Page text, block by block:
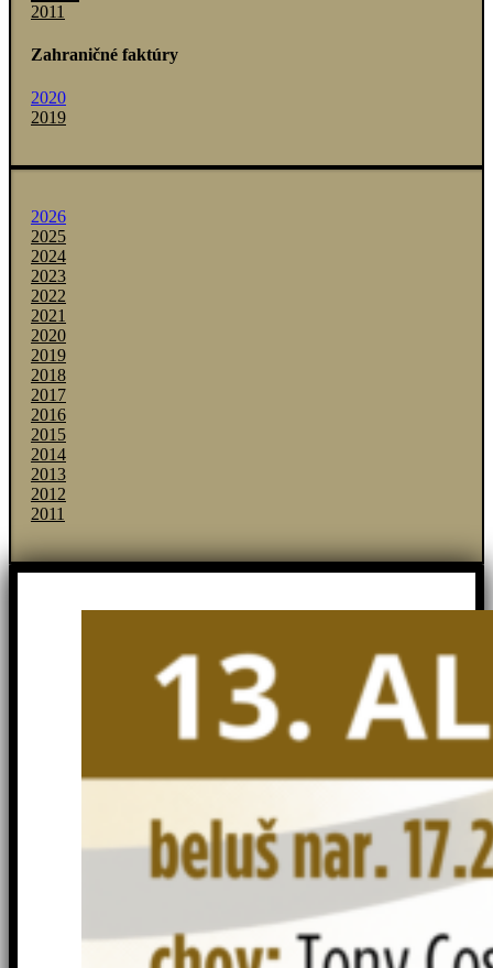
2011
Zahraničné faktúry
2020
2019
2026
2025
2024
2023
2022
2021
2020
2019
2018
2017
2016
2015
2014
2013
2012
2011